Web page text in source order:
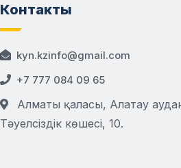
Контакты
kyn.kzinfo@gmail.com
+7 777 084 09 65
Алматы қаласы, Алатау
Тәуелсіздік көшесі, 10.